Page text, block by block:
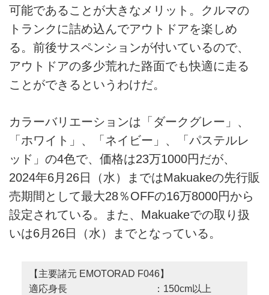
可能であることが大きなメリット。クルマの
トランクに詰め込んでアウトドアを楽しめ
る。前後サスペンションが付いているので、
アウトドアの多少荒れた路面でも快適に走る
ことができるというわけだ。
カラーバリエーションは「ダークグレー」、
「ホワイト」、「ネイビー」、「パステルレ
ッド」の4色で、価格は23万1000円だが、
2024年6月26日（水）まではMakuakeの先行販
売期間として最大28％OFFの16万8000円から
設定されている。また、Makuakeでの取り扱
いは6月26日（水）までとなっている。
【主要諸元 EMOTORAD F046】
適応身長 ：150cm以上